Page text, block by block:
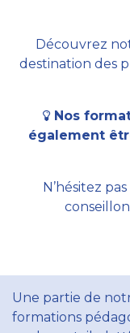
Découvrez
destination des
Nos
également
N’hésitez
Une partie de
formations